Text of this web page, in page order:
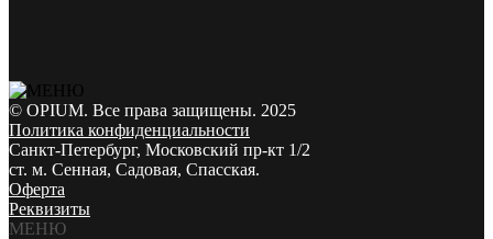
© OPIUM. Все права защищены. 2025
Политика конфиденциальности
Санкт-Петербург, Московский пр-кт 1/2
ст. м. Сенная, Садовая, Спасская.
Оферта
Реквизиты
МЕНЮ